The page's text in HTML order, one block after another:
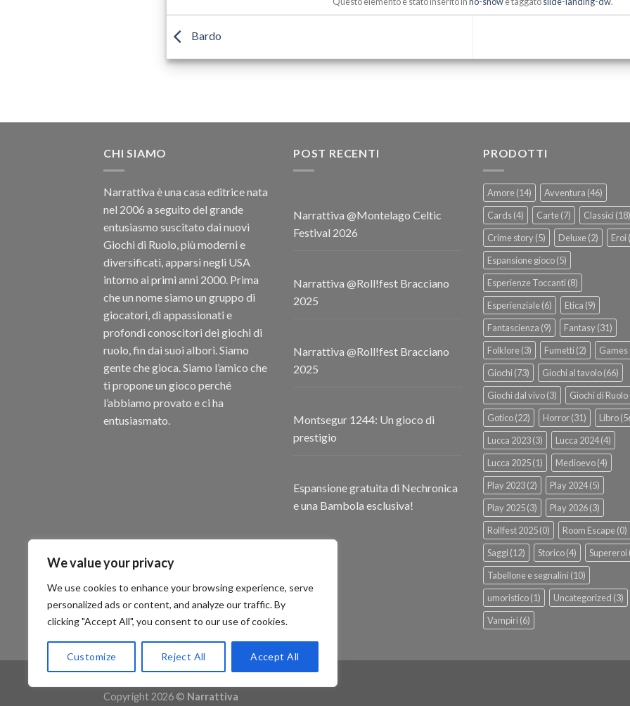
We value your privacy
We use cookies to enhance your browsing experience, serve
personalized ads or content, and analyze our traffic. By
clicking "Accept All", you consent to our use of cookies.
Customize Reject All Accept All
Bardo
CHI SIAMO
Narrattiva è una casa editrice nata
nel 2006 a seguito del grande
entusiasmo suscitato dai nuovi
Giochi di Ruolo, più moderni e
diversificati, apparsi negli USA
intorno ai primi anni 2000. Prima
che un nome siamo un gruppo di
giocatori, di appassionati e
profondi conoscitori dei giochi di
ruolo, fin dai suoi albori. Siamo
gente che gioca. Siamo l’amico che
ti propone un gioco perché
l’abbiamo provato e ci ha
entusiasmato.
POST RECENTI
Narrattiva @Montelago Celtic
Festival 2026
Narrattiva @Roll!fest Bracciano
2025
Narrattiva @Roll!fest Bracciano
2025
Montsegur 1244: Un gioco di
prestigio
Espansione gratuita di Nechronica
e una Bambola esclusiva!
PRODOTTI
Amore(14) Avventura (46)
Cards(4) Carte(7) Classici(18)
Crime story(5) Deluxe(2) Eroi
Espansione gioco(5)
Esperienze Toccanti(8)
Esperienziale(6) Etica (9)
Fantascienza (9) Fantasy(31)
Folklore(3) Fumetti(2) Games
Giochi(73) Giochi al tavolo(66)
Giochi dal vivo(3) Giochi di Ruolo
Gotico(22) Horror(31) Libro
Lucca 2023(3) Lucca 2024(4)
Lucca 2025(1) Medioevo(4)
Play 2023(2) Play 2024(5)
Play 2025(3) Play 2026(3)
Rollfest 2025(0) Room Escape(0)
Saggi(12) Storico(4) Supereroi
Tabellone e segnalini(10)
umoristico(1) Uncategorized (3)
Vampiri(6)
MY ACCOUNT LISTA DEI DESIDERI
Copyright 2026 © Narrattiva